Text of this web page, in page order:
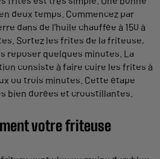
deux temps. Commencez par
dans de l’huile chauffée à 150 à
Sortez les frites de la friteuse,
reposer quelques minutes. La
consiste à faire cuire les frites à
ou trois minutes. Cette étape
bien dorées et croustillantes.
votre friteuse